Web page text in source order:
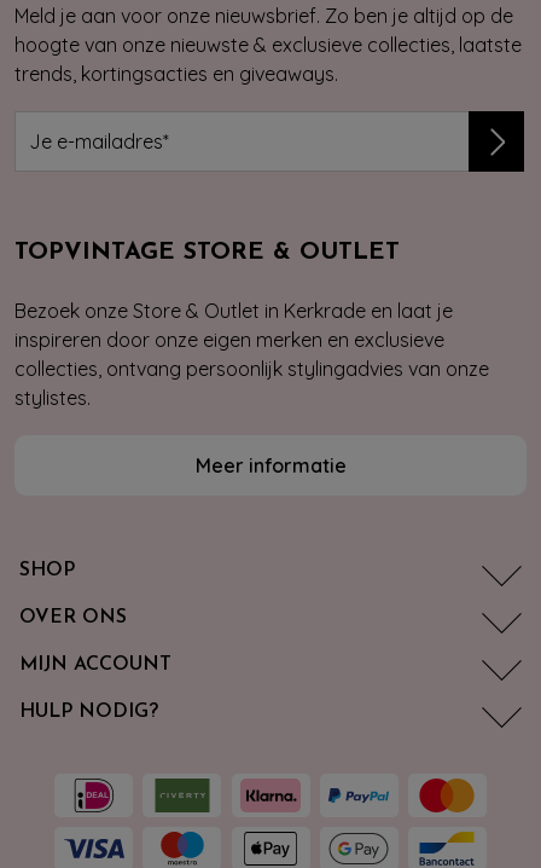
Meld je aan voor onze nieuwsbrief. Zo ben je altijd op de
hoogte van onze nieuwste & exclusieve collecties, laatste
trends, kortingsacties en giveaways.
TOPVINTAGE STORE & OUTLET
Bezoek onze Store & Outlet in Kerkrade en laat je
inspireren door onze eigen merken en exclusieve
collecties, ontvang persoonlijk stylingadvies van onze
stylistes.
Meer informatie
SHOP
OVER ONS
MIJN ACCOUNT
HULP NODIG?